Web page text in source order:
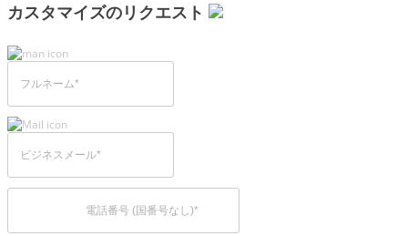
カスタマイズのリクエスト